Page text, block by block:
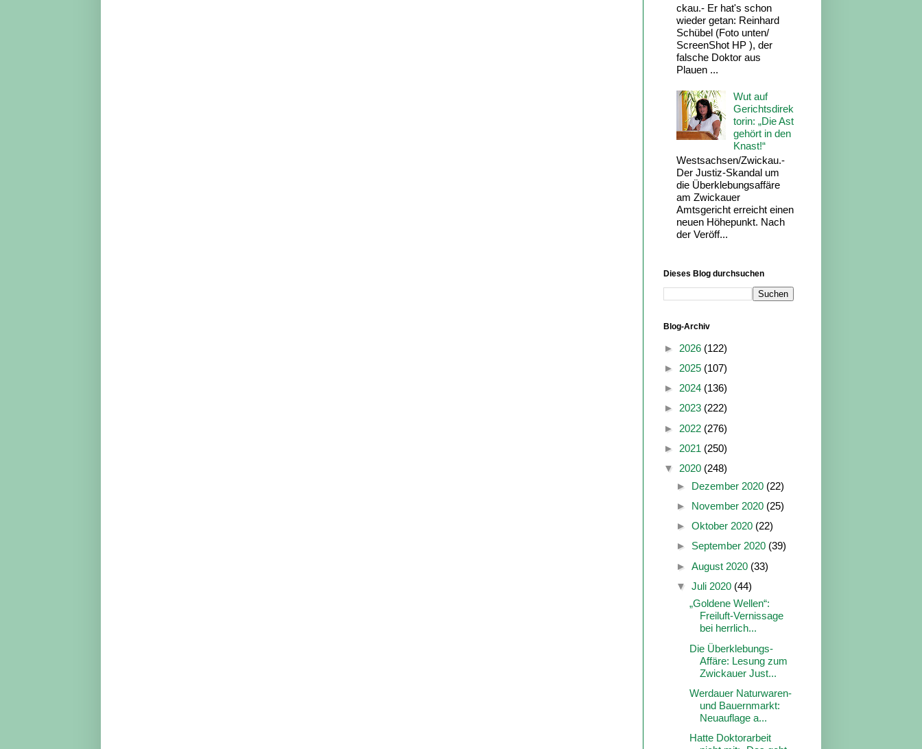
ckau.- Er hat's schon
wieder getan: Reinhard
Schübel (Foto unten/
ScreenShot HP ), der
falsche Doktor aus
Plauen ...
Wut auf
Gerichtsdirek
torin: „Die Ast
gehört in den
Knast!“
Westsachsen/Zwickau.-
Der Justiz-Skandal um
die Überklebungsaffäre
am Zwickauer
Amtsgericht erreicht einen
neuen Höhepunkt. Nach
der Veröff...
Dieses Blog durchsuchen
Blog-Archiv
► 2026 (122)
► 2025 (107)
► 2024 (136)
► 2023 (222)
► 2022 (276)
► 2021 (250)
▼ 2020 (248)
► Dezember 2020 (22)
► November 2020 (25)
► Oktober 2020 (22)
► September 2020 (39)
► August 2020 (33)
▼ Juli 2020 (44)
„Goldene Wellen“:
Freiluft-Vernissage
bei herrlich...
Die Überklebungs-
Affäre: Lesung zum
Zwickauer Just...
Werdauer Naturwaren-
und Bauernmarkt:
Neuauflage a...
Hatte Doktorarbeit